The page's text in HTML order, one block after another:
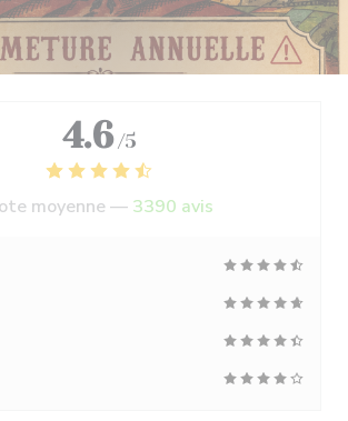
4.6 /5
moyenne — 3390 avis